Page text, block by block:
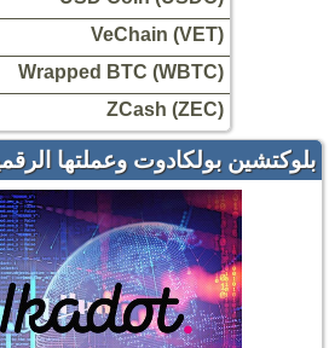
VeChain (VET)
Wrapped BTC (WBTC)
ZCash (ZEC)
بلوكتشين بولكادوت وعملتها